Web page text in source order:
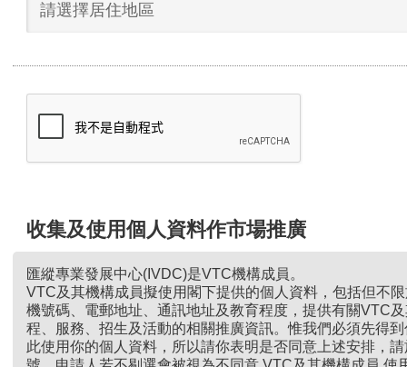
請選擇居住地區
收集及使用個人資料作市場推廣
匯縱專業發展中心(IVDC)是VTC機構成員。
VTC及其機構成員擬使用閣下提供的個人資料，包括但不
機號碼、電郵地址、通訊地址及教育程度，提供有關VTC
程、服務、招生及活動的相關推廣資訊。惟我們必須先得
此使用你的個人資料，所以請你表明是否同意上述安排，